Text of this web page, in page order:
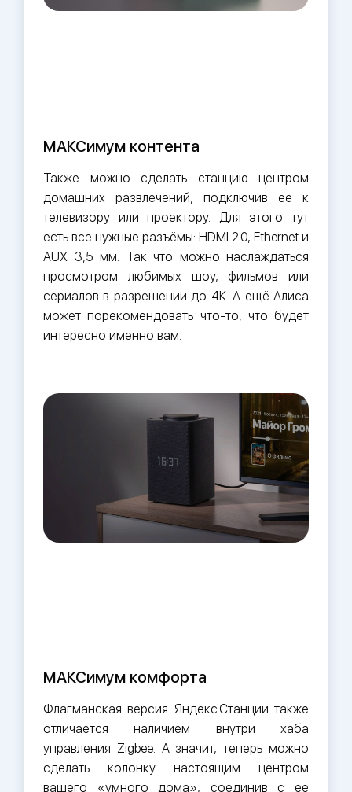
МАКСимум контента
Также можно сделать станцию центром
домашних развлечений, подключив её к
телевизору или проектору. Для этого тут
есть все нужные разъёмы: HDMI 2.0, Ethernet и
AUX 3,5 мм. Так что можно наслаждаться
просмотром любимых шоу, фильмов или
сериалов в разрешении до 4К. А ещё Алиса
может порекомендовать что-то, что будет
интересно именно вам.
МАКСимум комфорта
Флагманская версия Яндекс.Станции также
отличается наличием внутри хаба
управления Zigbee. А значит, теперь можно
сделать колонку настоящим центром
вашего «умного дома», соединив с её